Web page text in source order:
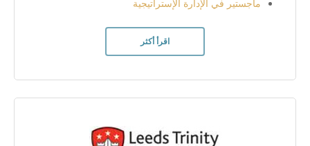
ماجستير في الإدارة الإستراتيجية
اقرأ أكثر